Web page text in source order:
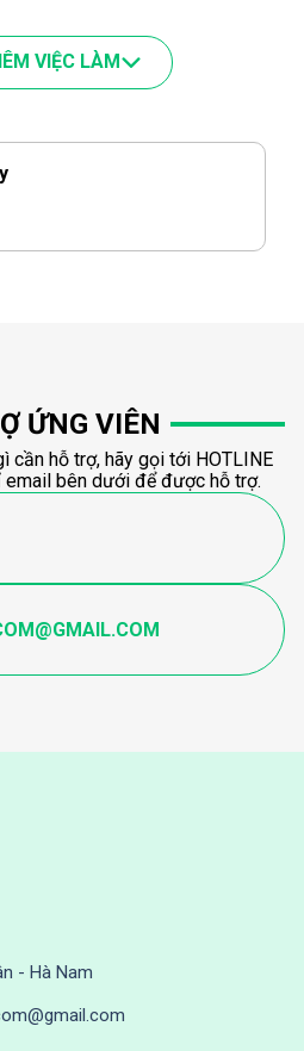
VIỆC LÀM
ỨNG VIÊN
cần hỗ trợ, hãy gọi tới HOTLINE
bên dưới để được hỗ trợ.
- Hà Nam